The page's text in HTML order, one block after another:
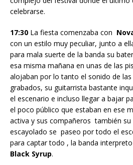
celebrarse.
17:30 La fiesta comenzaba con
con un estilo muy peculiar, junto a
para mala suerte de la banda su
esa misma mañana en unas de las
alojaban por lo tanto el sonido de
grabados, su guitarrista bastante
el escenario e incluso llegar a bajar
el poco público que estaban en ese
activa y sus compañeros también
escayolado se paseo por todo el
para captar todo , la banda
Black Syrup.